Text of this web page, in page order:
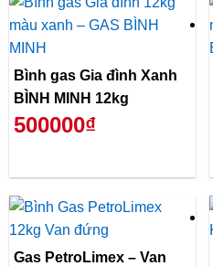
Bình gas Gia đình Xanh
BÌNH MINH 12kg
500000₫
Gas PetroLimex – Van